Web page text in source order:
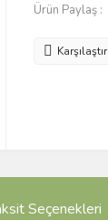
Ürün Paylaş :
Karşılaştır
Seçenekleri